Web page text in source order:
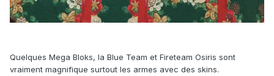
Quelques Mega Bloks, la Blue Team et Fireteam Osiris sont
vraiment magnifique surtout les armes avec des skins.